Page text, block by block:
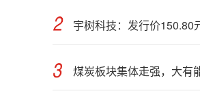
煤炭板块集体走强，大有